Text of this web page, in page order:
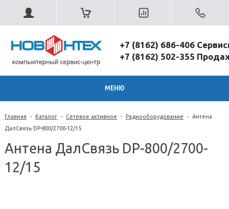
+7 (8162) 686-406
+7 (8162) 502-355
МЕНЮ
Главная - Каталог - Сетевое активное - Радиооборудование - Антена
ДалСвязь DP-800/2700-12/15
Антена ДалСвязь DP-800/2700-
12/15